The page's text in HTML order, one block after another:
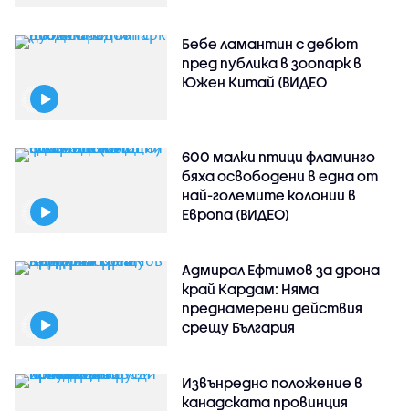
Бебе ламантин с дебют
пред публика в зоопарк в
Южен Китай (ВИДЕО
600 малки птици фламинго
бяха освободени в една от
най-големите колонии в
Европа (ВИДЕО)
Адмирал Ефтимов за дрона
край Кардам: Няма
преднамерени действия
срещу България
Извънредно положение в
канадската провинция